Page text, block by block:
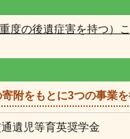
度の後遺症害を持つ）
附をもとに3つの事業を
遺児等育英奨学金